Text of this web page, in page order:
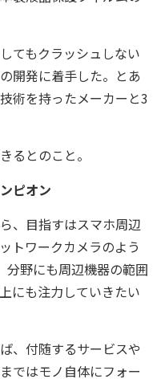
てもクラッシュしない
開発に着手した。とあ
術を持ったメーカーと3
るとのこと。
ピオン
、目指すはスマホ周辺
トワークカメラのよう
野にも周辺機器の範囲
にも注力していきたい
、付随するサービスや
ではモノ自体にフォー